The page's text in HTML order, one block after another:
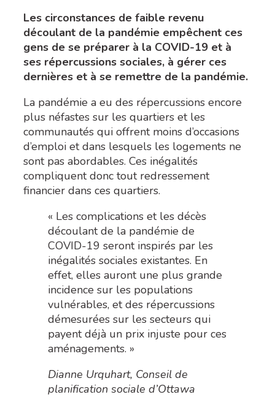
Les circonstances de faible revenu
découlant de la pandémie empêchent ces
gens de se préparer à la COVID-19 et à
ses répercussions sociales, à gérer ces
dernières et à se remettre de la pandémie.
La pandémie a eu des répercussions encore
plus néfastes sur les quartiers et les
communautés qui offrent moins d’occasions
d’emploi et dans lesquels les logements ne
sont pas abordables. Ces inégalités
compliquent donc tout redressement
financier dans ces quartiers.
« Les complications et les décès
découlant de la pandémie de
COVID-19 seront inspirés par les
inégalités sociales existantes. En
effet, elles auront une plus grande
incidence sur les populations
vulnérables, et des répercussions
démesurées sur les secteurs qui
payent déjà un prix injuste pour ces
aménagements. »
Dianne Urquhart, Conseil de
planification sociale d’Ottawa